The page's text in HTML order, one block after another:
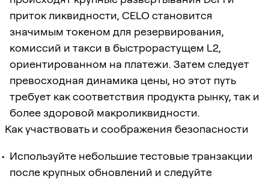
приток ликвидности, CELO становится
значимым токеном для резервирования,
комиссий и такси в быстрорастущем L2,
ориентированном на платежи. Затем следует
превосходная динамика цены, но этот путь
требует как соответствия продукта рынку, так и
более здоровой макроликвидности.
Как участвовать и соображения безопасности
Используйте небольшие тестовые транзакции
после крупных обновлений и следуйте